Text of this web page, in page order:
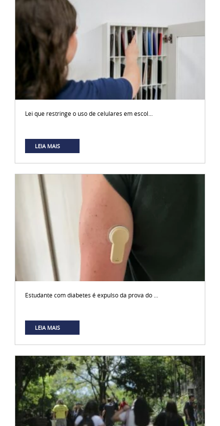
Lei que restringe o uso de celulares em escol...
LEIA MAIS
Estudante com diabetes é expulso da prova do ...
LEIA MAIS